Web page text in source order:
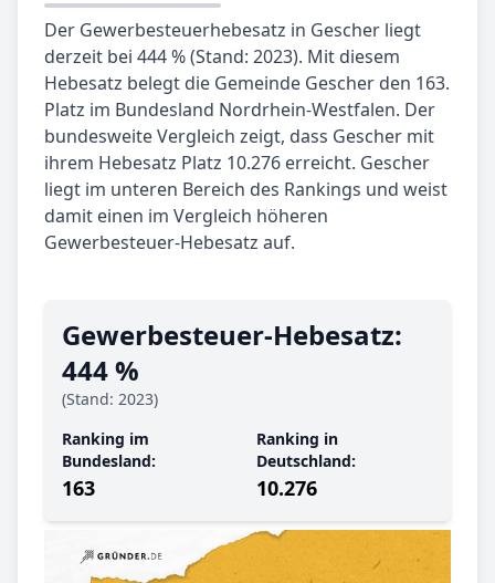
Der Gewerbesteuerhebesatz in Gescher liegt
derzeit bei 444 % (Stand: 2023). Mit diesem
Hebesatz belegt die Gemeinde Gescher den 163.
Platz im Bundesland Nordrhein-Westfalen. Der
bundesweite Vergleich zeigt, dass Gescher mit
ihrem Hebesatz Platz 10.276 erreicht. Gescher
liegt im unteren Bereich des Rankings und weist
damit einen im Vergleich höheren
Gewerbesteuer-Hebesatz auf.
Gewerbe­steuer-Hebe­satz:
444 %
(Stand: 2023)
Ranking im
Bundesland:
163
Ranking in
Deutschland:
10.276